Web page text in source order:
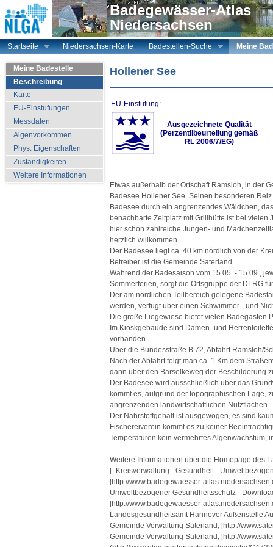
Badegewässer-Atlas
Niedersachsen
Startseite Niedersachsen-Karte Badestellen-Suche Meine
Meine Badestelle
Beschreibung
Karte
EU-Einstufungen
Messdaten
Algenvorkommen
Phys. Eigenschaften
Zuständigkeiten
Weitere Informationen
Hollener See
EU-Einstufung:
Ausgezeichnete Qualität
(Perzentilbeurteilung gemäß
RL 2006/7/EG)
Etwas außerhalb der Ortschaft Ramsloh, in der
Badesee Hollener See. Seinen besonderen
Badesee durch ein angrenzendes Wäldchen,
benachbarte Zeltplatz mit Grillhütte ist bei
hier schon zahlreiche Jungen- und
herzlich willkommen.
Der Badesee liegt ca. 40 km nördlich von der
Betreiber ist die Gemeinde Saterland.
Während der Badesaison vom 15.05. - 15.09.,
Sommerferien, sorgt die Ortsgruppe der DLRG
Der am nördlichen Teilbereich gelegene
werden, verfügt über einen Schwimmer-, und
Die große Liegewiese bietet vielen Badegästen
Im Kioskgebäude sind Damen- und
vorhanden.
Über die Bundesstraße B 72, Abfahrt Ramsloh/
Nach der Abfahrt folgt man ca. 1 Km dem
dann über den Barselkeweg der Beschilderung
Der Badesee wird ausschließlich über das
kommt es, aufgrund der topographischen Lage,
angrenzenden landwirtschaftlichen Nutzflächen.
Der Nährstoffgehalt ist ausgewogen, es sind
Fischereiverein kommt es zu keiner
Temperaturen kein vermehrtes
Weitere Informationen über die Homepage des
[- Kreisverwaltung - Gesundheit -
[http://www.badegewaesser-
Umweltbezogener Gesundheitsschutz -
[http://www.badegewaesser-
Landesgesundheitsamt Hannover Außenstelle
Gemeinde Verwaltung Saterland; [http://
Gemeinde Verwaltung Saterland; [http://